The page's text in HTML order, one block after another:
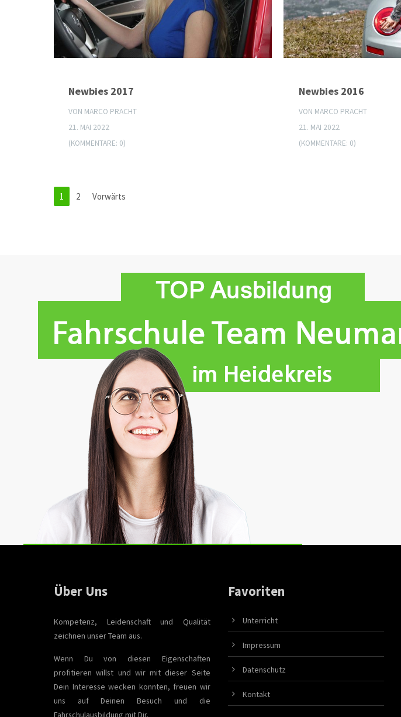
Newbies 2017
VON MARCO PRACHT
21. MAI 2022
(KOMMENTARE: 0)
Newbies 2016
VON MARCO PRACHT
21. MAI 2022
(KOMMENTARE: 0)
1 2 Vorwärts
Über Uns
Kompetenz, Leidenschaft und Qualität
zeichnen unser Team aus.
Wenn Du von diesen Eigenschaften
profitieren willst und wir mit dieser Seite
Dein Interesse wecken konnten, freuen wir
uns auf Deinen Besuch und die
Fahrschulausbildung mit Dir.
Favoriten
Unterricht
Impressum
Datenschutz
Kontakt